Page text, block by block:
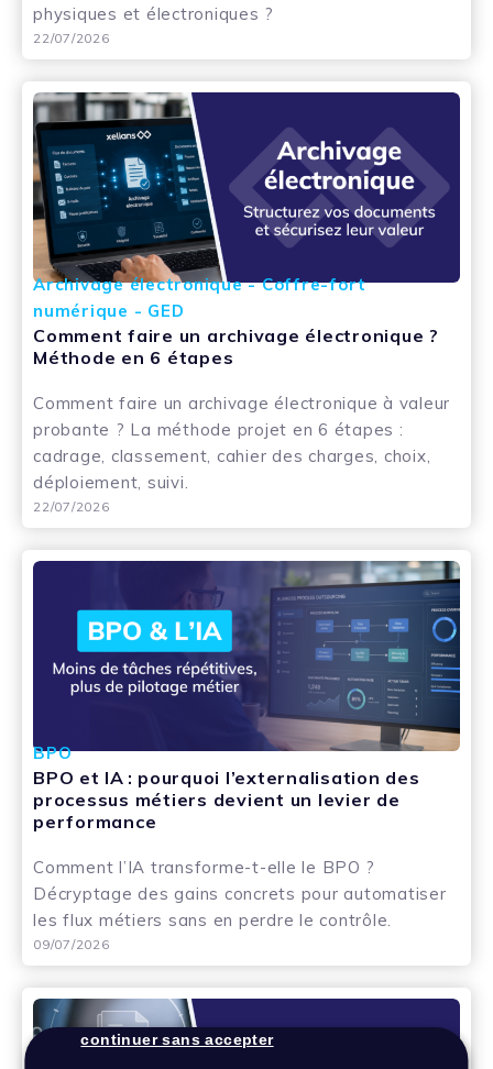
physiques et électroniques ?
22/07/2026
Archivage électronique - Coffre-fort
numérique - GED
Comment faire un archivage électronique ?
Méthode en 6 étapes
Comment faire un archivage électronique à valeur
probante ? La méthode projet en 6 étapes :
cadrage, classement, cahier des charges, choix,
déploiement, suivi.
22/07/2026
BPO
BPO et IA : pourquoi l’externalisation des
processus métiers devient un levier de
performance
Comment l’IA transforme-t-elle le BPO ?
Décryptage des gains concrets pour automatiser
les flux métiers sans en perdre le contrôle.
09/07/2026
continuer sans accepter